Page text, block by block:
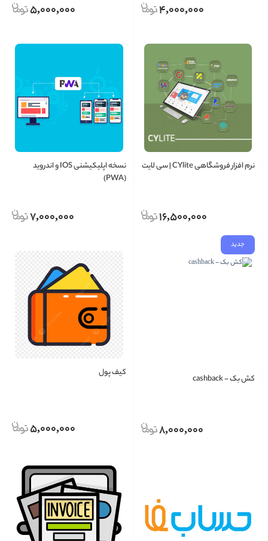
4,000,000
5,000,000
نرم افزار فروشگاهی CYlite | سی لایت
16,500,000
نسخه اپلیکیشنی IOS و اندروید
(PWA)
7,000,000
جدید
کش بک - cashback
8,000,000
کیف پول
5,000,000